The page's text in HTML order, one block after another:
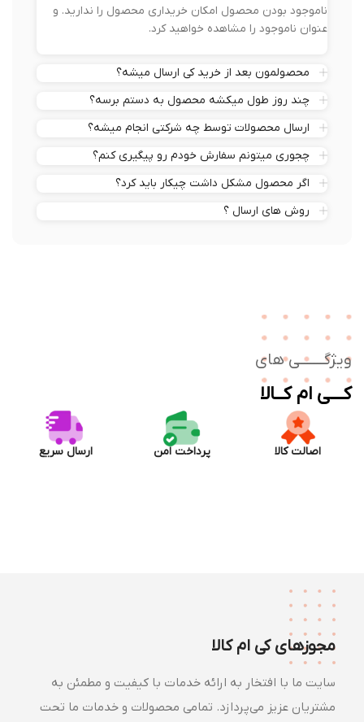
ناموجود بودن محصول امکان خریداری محصول را ندارید. و
عنوان ناموجود را مشاهده خواهید کرد.
محصولمون بعد از خرید کی ارسال میشه؟
چند روز طول میکشه محصول به دستم برسه؟
ارسال محصولات توسط چه شرکتی انجام میشه؟
چجوری میتونم سفارش خودم رو پیگیری کنم؟
اگر محصول مشکل داشت چیکار باید کرد؟
روش های ارسال ؟
های
ام کــالا
اصالت کالا پرداخت امن ارسال سریع
مجوزهای کی ام کالا
سایت ما با افتخار به ارائه خدمات با کیفیت و مطمئن به
مشتریان عزیز می‌پردازد. تمامی محصولات و خدمات ما تحت